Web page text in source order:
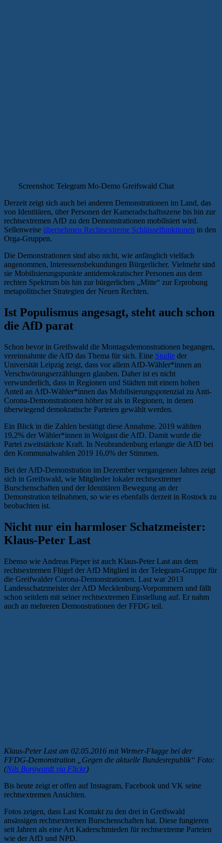
Screenshot: Telegram Mo-Demo Greifswald Chat
Derzeit zeigt sich auch bei anderen Demonstrationen im Land, das
von Identitären, über Personen der Kameradschaftsszene bis hin zur
rechtsextremen AfD zu den Demonstrationen mobilisiert wird.
Sellenweise übernehmen Rechtsextreme Schlüsselfunktionen in den
Orga-Gruppen.
Die Demonstrationen sind also nicht, wie anfänglich vielfach
angenommen, Interessensbekundungen Bürgerlicher. Vielmehr sind
sie Mobilisierungspunkte antidemokratischer Personen aus dem
rechten Spektrum bis hin zur bürgerlichen „Mitte“ zur Erprobung
metapolitischer Strategien der Neuen Rechten.
Ist Populismus angesagt, steht auch schon
die AfD parat
Schon bevor in Greifswald die Montagsdemonstrationen begangen,
vereinnahmte die AfD das Thema für sich. Eine Studie der
Universität Leipzig zeigt, dass vor allem AfD-Wähler*innen an
Verschwörungserzählungen glauben. Daher ist es nicht
verwunderlich, dass in Regionen und Städten mit einem hohen
Anteil an AfD-Wähler*innen das Mobilisierungspotenzial zu Anti-
Corona-Demonstrationen höher ist als in Regionen, in denen
überwiegend demokratische Parteien gewählt werden.
Ein Blick in die Zahlen bestätigt diese Annahme. 2019 wählten
19,2% der Wähler*innen in Wolgast die AfD. Damit wurde die
Partei zweitstärkste Kraft. In Neubrandenburg erlangte die AfD bei
den Kommunalwahlen 2019 16,0% der Stimmen.
Bei der AfD-Demonstration im Dezember vergangenen Jahres zeigt
sich in Greifswald, wie Mitglieder lokaler rechtsextremer
Burschenschaften und der Identitären Bewegung an der
Demonstration teilnahmen, so wie es ebenfalls derzeit in Rostock zu
beobachten ist.
Nicht nur ein harmloser Schatzmeister:
Klaus-Peter Last
Ebenso wie Andreas Pieper ist auch Klaus-Peter Last aus dem
rechtsextremen Flügel der AfD Mitglied in der Telegram-Gruppe für
die Greifwalder Corona-Demonstrationen. Last war 2013
Landesschatzmeister der AfD Mecklenburg-Vorpommern und fällt
schon seitdem mit seiner rechtsextremen Einstellung auf. Er nahm
auch an mehreren Demonstrationen der FFDG teil.
Klaus-Peter Last am 02.05.2016 mit Wirmer-Flagge bei der
FFDG-Demonstration „Gegen die aktuelle Bundesrepublik“ Foto:
(Nils Borgwardt via Flickr)
Bis heute zeigt er offen auf Instagram, Facebook und VK seine
rechtsextremen Ansichten.
Fotos zeigen, dass Last Kontakt zu den drei in Greifswald
ansässigen rechtsextremen Burschenschaften hat. Diese fungieren
seit Jahren als eine Art Kaderschmieden für rechtsextreme Parteien
wie der AfD und NPD.